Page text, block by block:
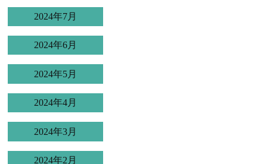
2024年7月
2024年6月
2024年5月
2024年4月
2024年3月
2024年2月